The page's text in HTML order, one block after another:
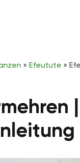
» Efeutute »